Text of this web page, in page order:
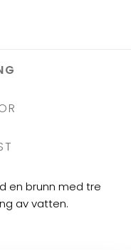
en brunn med tre
av vatten.